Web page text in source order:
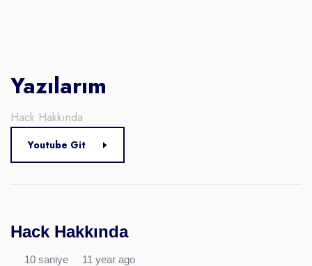
Yazılarım
Hack Hakkında
Youtube Git
Hack Hakkında
10 saniye 11 year ago